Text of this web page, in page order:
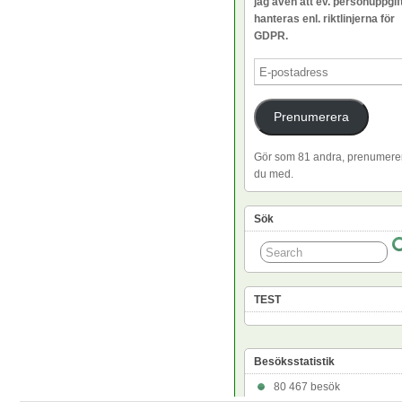
hanteras enl. riktlinjerna för
GDPR.
E-
postadress
Prenumerera
Gör som 81 andra,
du med.
Sök
TEST
Besöksstatistik
80 467 besök